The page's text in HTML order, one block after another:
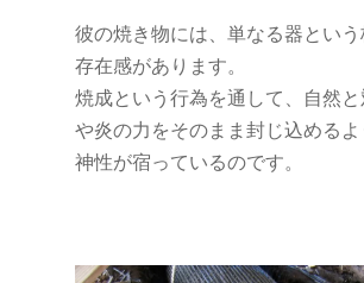
彼の焼き物には、単なる器とい
存在感があります。
焼成という行為を通して、自然
や炎の力をそのまま封じ込める
神性が宿っているのです。